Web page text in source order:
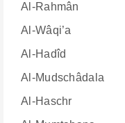
Al-Rahmân
Al-Wâqi’a
Al-Hadîd
Al-Mudschâdala
Al-Haschr